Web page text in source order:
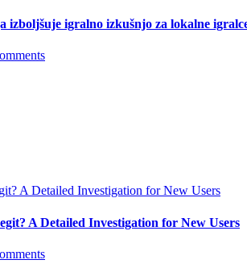
izboljšuje igralno izkušnjo za lokalne
A Detailed Investigation for New Users
A Detailed Investigation for New Users